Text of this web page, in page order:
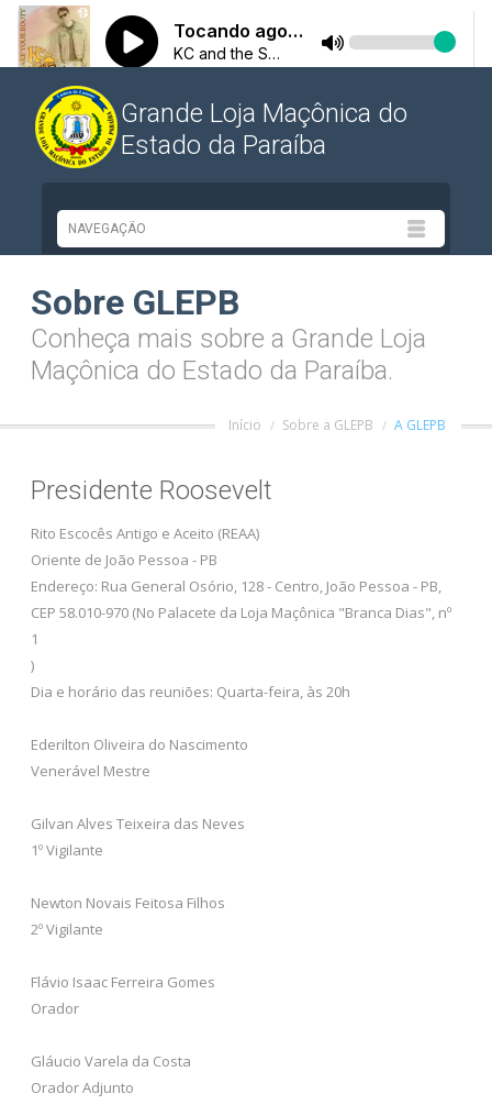
Grande Loja Maçônica do
Estado da Paraíba
Sobre GLEPB
Conheça mais sobre a Grande Loja
Maçônica do Estado da Paraíba.
Início Sobre a GLEPB A GLEPB
Presidente Roosevelt
Rito Escocês Antigo e Aceito (REAA)
Oriente de João Pessoa - PB
Endereço: Rua General Osório, 128 - Centro, João Pessoa - PB,
CEP 58.010-970 (No Palacete da Loja Maçônica "Branca Dias", nº
1
)
Dia e horário das reuniões: Quarta-feira, às 20h
Ederilton Oliveira do Nascimento
Venerável Mestre
Gilvan Alves Teixeira das Neves
1º Vigilante
Newton Novais Feitosa Filhos
2º Vigilante
Flávio Isaac Ferreira Gomes
Orador
Gláucio Varela da Costa
Orador Adjunto